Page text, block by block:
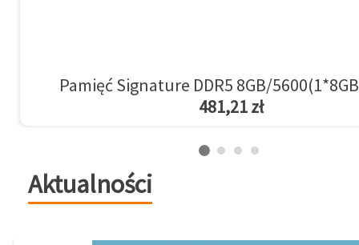
Pamięć Signature DDR5 8GB/
481,21 zł
Aktualności